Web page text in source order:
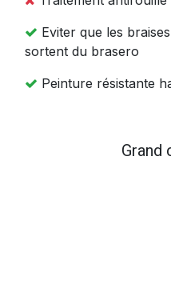
Eviter que les
sortent du brasero
Peinture résistante
Grand